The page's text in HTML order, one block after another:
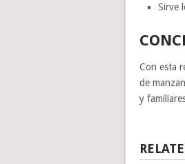
Sirve
Con esta
de
y